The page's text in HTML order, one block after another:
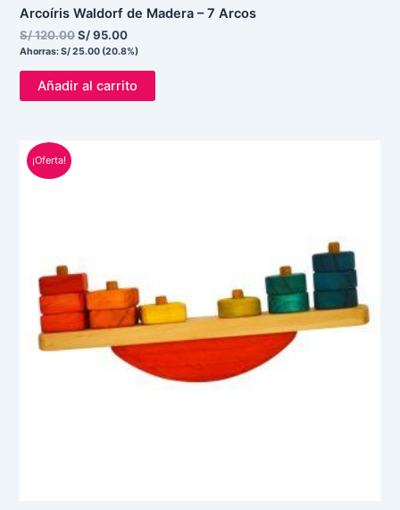
Arcoíris Waldorf de Madera – 7 Arcos
S/120.00S/95.00
Ahorras:S/25.00 (20.8%)
Añadir al carrito
¡Oferta!